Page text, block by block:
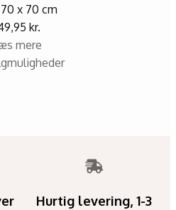
x 70 cm
kr.
mere
Hurtig levering, 1-3